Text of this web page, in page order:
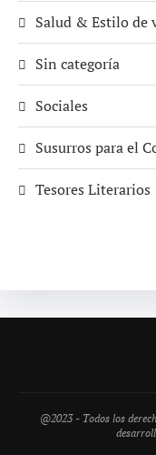
Salud & Estilo de
Sin categoría
Sociales
Susurros para el
Tesores Literarios
@2023 - Todos los